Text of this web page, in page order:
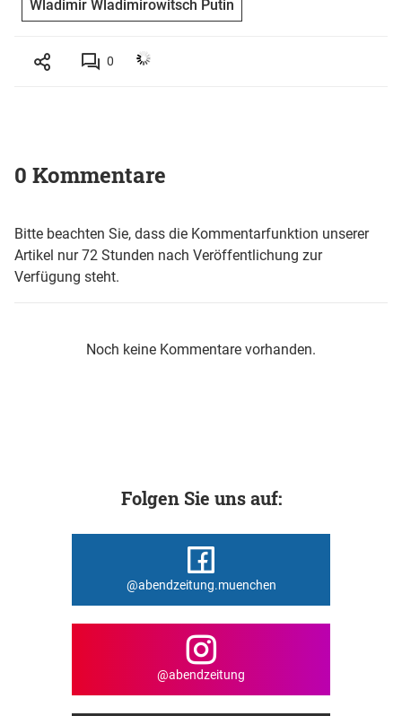
Wladimir Wladimirowitsch Putin
0
0 Kommentare
Bitte beachten Sie, dass die Kommentarfunktion unserer
Artikel nur 72 Stunden nach Veröffentlichung zur
Verfügung steht.
Noch keine Kommentare vorhanden.
Folgen Sie uns auf:
@abendzeitung.muenchen
@abendzeitung